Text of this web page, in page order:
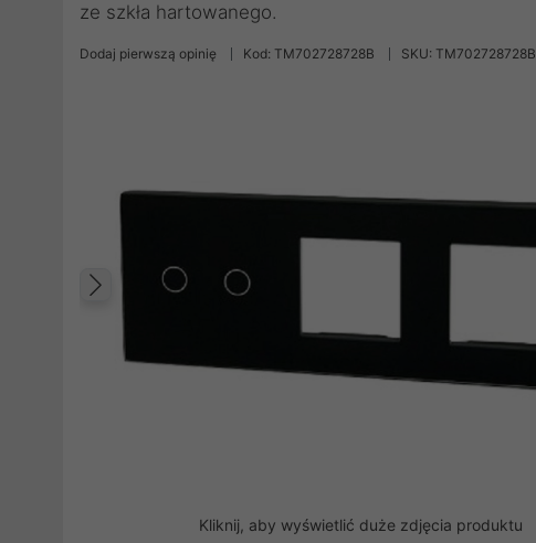
ze szkła hartowanego.
Dodaj pierwszą opinię Kod: TM702728728B SKU: TM702728728B
Poprzedni
Kliknij, aby wyświetlić duże zdjęcia produktu